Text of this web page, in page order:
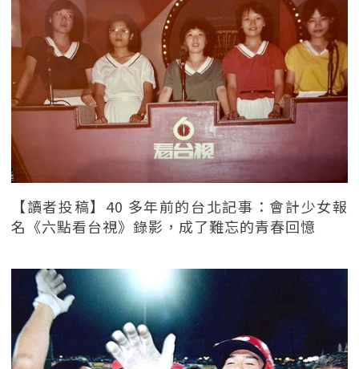
【讀者投稿】40 多年前的台北記事：會計少女報
名《六點看台視》錄影，成了難忘的青春回憶